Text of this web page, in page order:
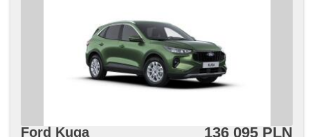
Ford Kuga 136 095 PLN